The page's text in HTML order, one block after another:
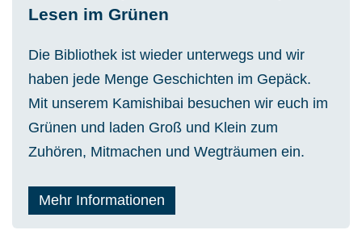
Lesen im Grünen
Die Bibliothek ist wieder unterwegs und wir
haben jede Menge Geschichten im Gepäck.
Mit unserem Kamishibai besuchen wir euch im
Grünen und laden Groß und Klein zum
Zuhören, Mitmachen und Wegträumen ein.
Mehr Informationen